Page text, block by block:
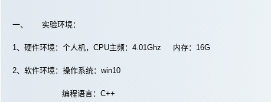
一、 实验环境：
1、硬件环境：个人机，CPU主频：4.01Ghz 内存：16G
2、软件环境：操作系统：win10
编程语言：C++